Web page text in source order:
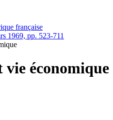
française
1969, pp. 523-711
économique